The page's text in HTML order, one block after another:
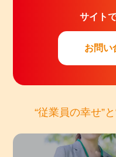
サイト
お問い
“従業員の幸せ”